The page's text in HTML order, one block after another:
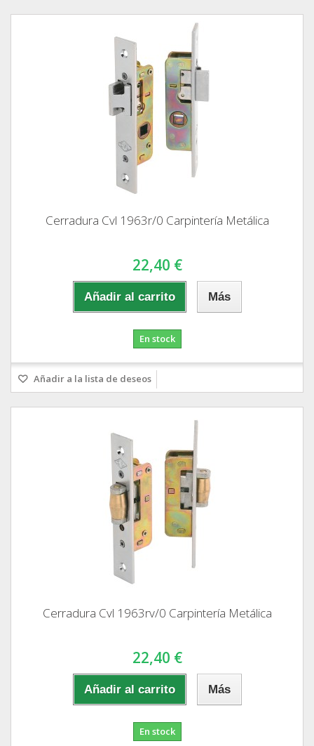
Cerradura Cvl 1963r/0 Carpintería Metálica
22,40 €
Añadir al carrito Más
En stock
Añadir a la lista de deseos
Cerradura Cvl 1963rv/0 Carpintería Metálica
22,40 €
Añadir al carrito Más
En stock